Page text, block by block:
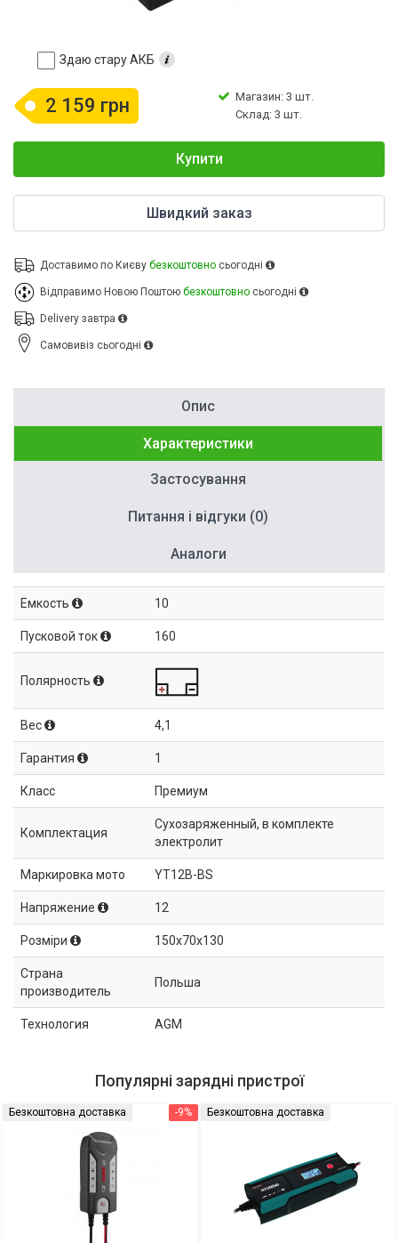
Здаю стару АКБ
2 159 грн
Магазин: 3 шт.
Склад: 3 шт.
Купити
Швидкий заказ
Доставимо по Києву безкоштовно сьогодні
Відправимо Новою Поштою безкоштовно сьогодні
Delivery завтра
Cамовивіз сьогодні
Опис
Характеристики
Застосування
Питання і відгуки (0)
Аналоги
Емкость 10
Пусковой ток 160
Полярность
Вес 4,1
Гарантия 1
Класс Премиум
Комплектация
Сухозаряженный, в комплекте
электролит
Маркировка мото YT12B-BS
Напряжение 12
Розміри 150x70x130
Страна
производитель
Польша
Технология AGM
Популярні зарядні пристрої
-9%
Безкоштовна доставка Безкоштовна доставка